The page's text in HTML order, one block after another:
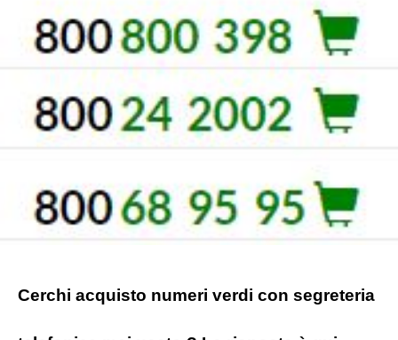
Cerchi acquisto numeri verdi con segreteria